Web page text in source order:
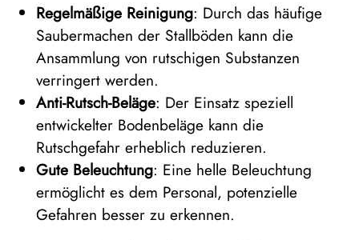
Regelmäßige Reinigung: Durch das häufige
Saubermachen der Stallböden kann die
Ansammlung von rutschigen Substanzen
verringert werden.
Anti-Rutsch-Beläge: Der Einsatz speziell
entwickelter Bodenbeläge kann die
Rutschgefahr erheblich reduzieren.
Gute Beleuchtung: Eine helle Beleuchtung
ermöglicht es dem Personal, potenzielle
Gefahren besser zu erkennen.